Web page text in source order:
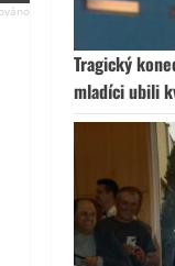
Tragický
mladíci ubili